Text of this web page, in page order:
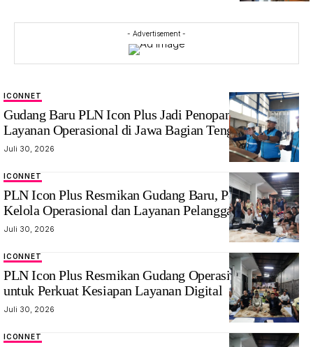
- Advertisement -
ICONNET
Gudang Baru PLN Icon Plus Jadi Penopang Penguatan
Layanan Operasional di Jawa Bagian Tengah
Juli 30, 2026
ICONNET
PLN Icon Plus Resmikan Gudang Baru, Perkuat Tata
Kelola Operasional dan Layanan Pelanggan
Juli 30, 2026
ICONNET
PLN Icon Plus Resmikan Gudang Operasional Baru
untuk Perkuat Kesiapan Layanan Digital
Juli 30, 2026
ICONNET